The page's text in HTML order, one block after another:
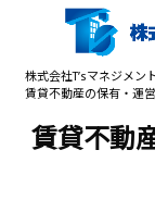
株式会社T’sマネジメン
賃貸不動産の保有・運
賃貸不動